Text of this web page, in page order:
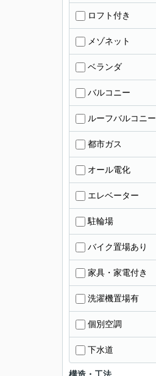
ロフト付き
メゾネット
ベランダ
バルコニー
ルーフバルコニー
都市ガス
オール電化
エレベーター
駐輪場
バイク置場あり
家具・家電付き
洗濯機置場有
個別空調
下水道